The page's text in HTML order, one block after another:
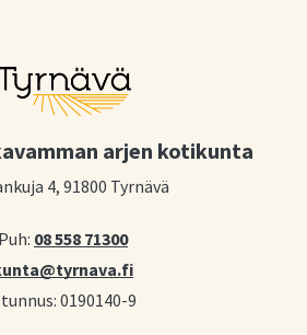
arjen kotikunta
4, 91800 Tyrnävä
Puh: 08 558 71300
tunnus: 0190140-9